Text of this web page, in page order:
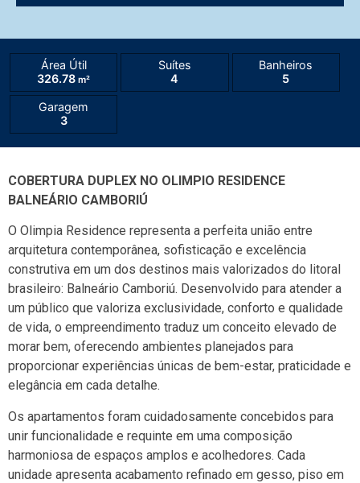
Área Útil
326.78 m²
Suítes
4
Banheiros
5
Garagem
3
COBERTURA DUPLEX NO OLIMPIO RESIDENCE
BALNEÁRIO CAMBORIÚ
O Olimpia Residence representa a perfeita união entre
arquitetura contemporânea, sofisticação e excelência
construtiva em um dos destinos mais valorizados do litoral
brasileiro: Balneário Camboriú. Desenvolvido para atender a
um público que valoriza exclusividade, conforto e qualidade
de vida, o empreendimento traduz um conceito elevado de
morar bem, oferecendo ambientes planejados para
proporcionar experiências únicas de bem-estar, praticidade e
elegância em cada detalhe.
Os apartamentos foram cuidadosamente concebidos para
unir funcionalidade e requinte em uma composição
harmoniosa de espaços amplos e acolhedores. Cada
unidade apresenta acabamento refinado em gesso, piso em